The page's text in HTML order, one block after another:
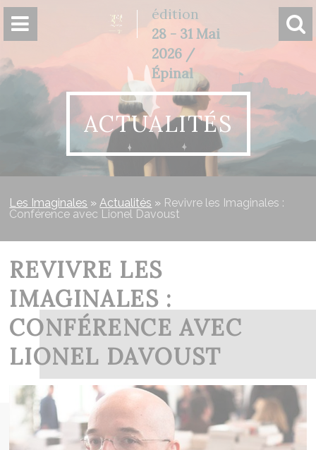
édition
28 - 31 Mai
2026 /
Épinal
ACTUALITÉS
Les Imaginales »Actualités » Revivre les Imaginales :
Conférence avec Lionel Davoust
REVIVRE LES
IMAGINALES :
CONFÉRENCE AVEC
LIONEL DAVOUST
Panneau de gestion des cookies